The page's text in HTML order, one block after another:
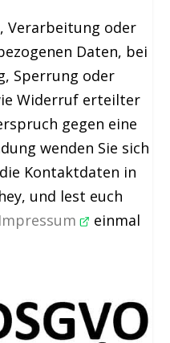
Verarbeitung oder
Daten, bei
Sperrung oder
Widerruf erteilter
gegen eine
wenden Sie sich
Kontaktdaten in
und lest euch
Impressum
einmal